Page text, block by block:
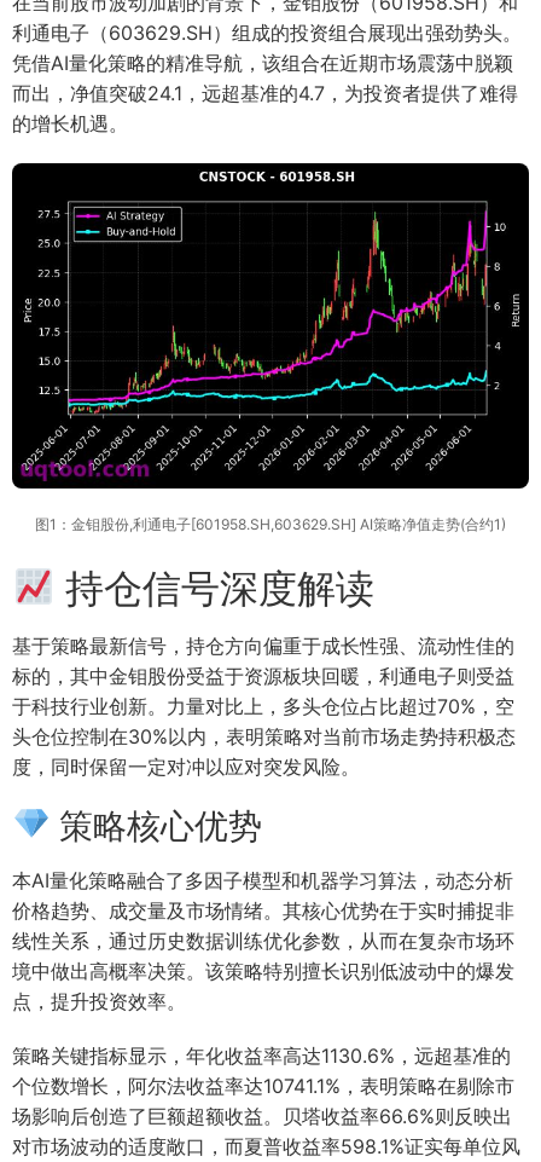
利通电子（603629.SH）组成的投资组合展现出强劲势头。
凭借AI量化策略的精准导航，该组合在近期市场震荡中脱颖
而出，净值突破24.1，远超基准的4.7，为投资者提供了难得
的增长机遇。
图1：金钼股份,利通电子[601958.SH,603629.SH] AI策略净值走势(合约1)
持仓信号深度解读
基于策略最新信号，持仓方向偏重于成长性强、流动性佳的
标的，其中金钼股份受益于资源板块回暖，利通电子则受益
于科技行业创新。力量对比上，多头仓位占比超过70%，空
头仓位控制在30%以内，表明策略对当前市场走势持积极态
度，同时保留一定对冲以应对突发风险。
策略核心优势
本AI量化策略融合了多因子模型和机器学习算法，动态分析
价格趋势、成交量及市场情绪。其核心优势在于实时捕捉非
线性关系，通过历史数据训练优化参数，从而在复杂市场环
境中做出高概率决策。该策略特别擅长识别低波动中的爆发
点，提升投资效率。
策略关键指标显示，年化收益率高达1130.6%，远超基准的
个位数增长，阿尔法收益率达10741.1%，表明策略在剔除市
场影响后创造了巨额超额收益。贝塔收益率66.6%则反映出
对市场波动的适度敞口，而夏普收益率598.1%证实每单位风